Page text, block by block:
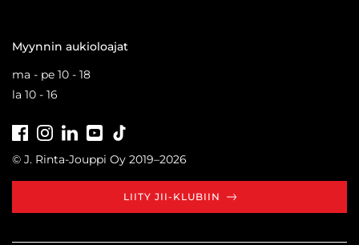
Myynnin aukioloajat
ma - pe 10 - 18
la 10 - 16
FacebookInstagramLinkedInYoutube
© J. Rinta-Jouppi Oy 2019–2026
LIITY JII-KLUBIIN